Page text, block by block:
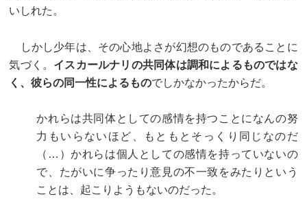
いしれた。
しかし少年は、その心地よさが幻想のものであることに
気づく。 イスカールナリの共同体は調和によるものではな
く、彼らの同一性によるものでしかなかったからだ。
かれらは共同体としての感情を持つことになんの努
力もいらないほど、もともとそっくり同じなのだ
（…）かれらは個人としての感情を持っていないの
で、たがいに争ったり意見の不一致をみたりという
ことは、起こりようもないのだった。